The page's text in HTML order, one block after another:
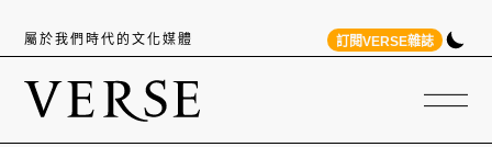
屬於我們時代的文化媒體 訂閱VERSE雜誌